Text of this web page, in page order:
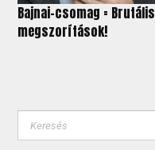
Bajnai-csomag = Brutális
megszorítások!